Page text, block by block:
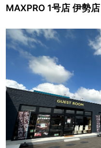
MAXPRO 1号店 伊勢